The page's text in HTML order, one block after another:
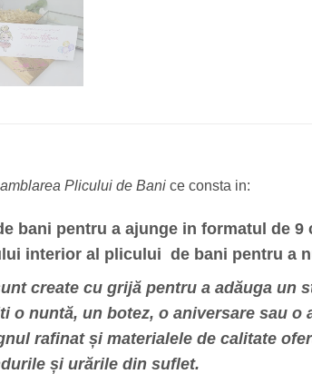
Plicului de Bani ce consta in:
bani pentru a ajunge in formatul de 9
interior al plicului de bani pentru a
create cu grijă pentru a adăuga un
o nuntă, un botez, o aniversare sau
rafinat și materialele de calitate
și urările din suflet.